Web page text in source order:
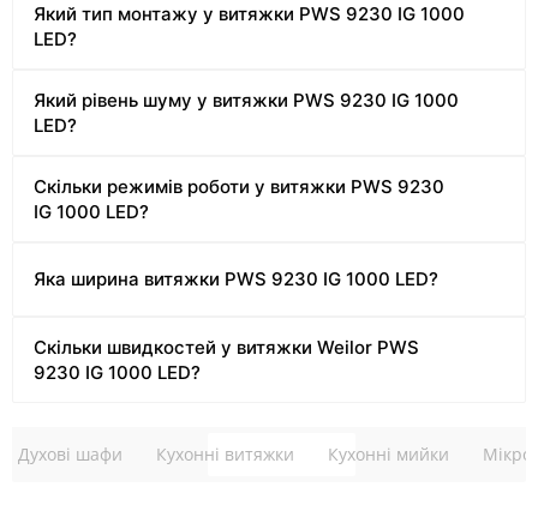
Який тип монтажу у витяжки PWS 9230 IG 1000
LED?
Який рівень шуму у витяжки PWS 9230 IG 1000
LED?
Скільки режимів роботи у витяжки PWS 9230
IG 1000 LED?
Яка ширина витяжки PWS 9230 IG 1000 LED?
Скільки швидкостей у витяжки Weilor PWS
9230 IG 1000 LED?
Духові шафи Кухонні витяжки Кухонні мийки